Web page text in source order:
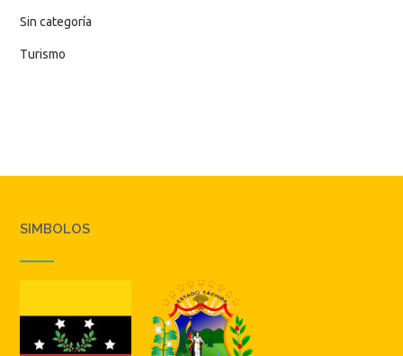
Sin categoría
Turismo
SIMBOLOS